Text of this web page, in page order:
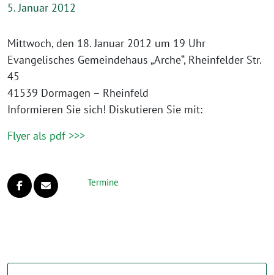
5. Januar 2012
Mittwoch, den 18. Januar 2012 um 19 Uhr
Evangelisches Gemeindehaus „Arche“, Rheinfelder Str.
45
41539 Dormagen – Rheinfeld
Informieren Sie sich! Diskutieren Sie mit:
Flyer als pdf >>>
Termine